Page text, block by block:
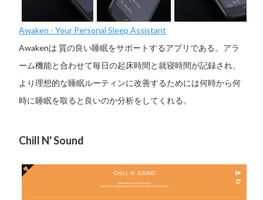
Awaken - Your Personal Sleep Assistant
Awakenは 質の良い睡眠をサポートするアプリである。アラ
ーム機能と合わせて毎日の起床時間と就寝時間が記録され、
より理想的な睡眠ルーティンに改善するためには何時から何
時に睡眠を取ると良いのか分析をしてくれる。
Chill N' Sound